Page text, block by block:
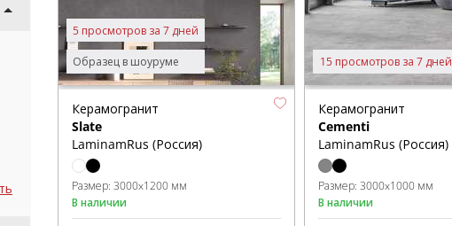
Образец в шоуруме
5 просмотров за 7 дней
Керамогранит
Slate
LaminamRus (Россия)
Размер: 3000x1200 мм
В наличии
15 просмотров за 7 дней
Керамогранит
Cementi
LaminamRus (Россия)
Размер:3000x1000 мм
В наличии